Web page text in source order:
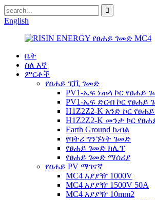
English
ቤት
ስለ እኛ
ምርቶች
የፀሐይ ፒቪ ገመድ
PV1-ኤፍ ነጠላ ኮር የፀሐይ
PV1-ኤፍ ድርብ ኮር የፀሐይ
H1Z2Z2-K አንድ ኮር
H1Z2Z2-K መንታ ኮር
Earth Ground ኬብል
የባትሪ ግንኙነት ገመድ
የፀሐይ ገመድ ክሊፕ
የፀሐይ ገመድ ማሰሪያ
የፀሐይ PV ማገናኛ
MC4 አያያዥ 1000V
MC4 አያያዥ 1500V 50A
MC4 አያያዥ 10mm2